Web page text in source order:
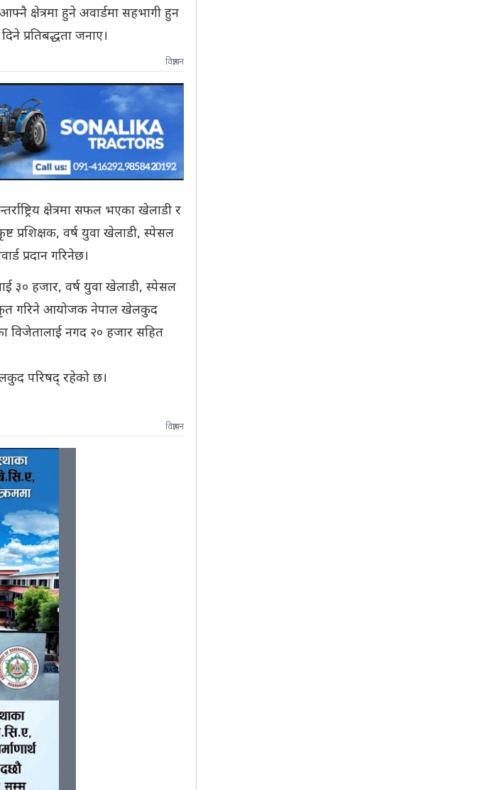
क्षेत्रमा हुने अवार्डमा सहभागी हुन
प्रतिबद्धता जनाए।
विज्ञापन
क्षेत्रमा सफल भएका खेलाडी र
प्रशिक्षक, वर्ष युवा खेलाडी, स्पेसल
प्रदान गरिनेछ।
३० हजार, वर्ष युवा खेलाडी, स्पेसल
गरिने आयोजक नेपाल खेलकुद
विजेतालाई नगद २० हजार सहित
परिषद् रहेको छ।
विज्ञापन